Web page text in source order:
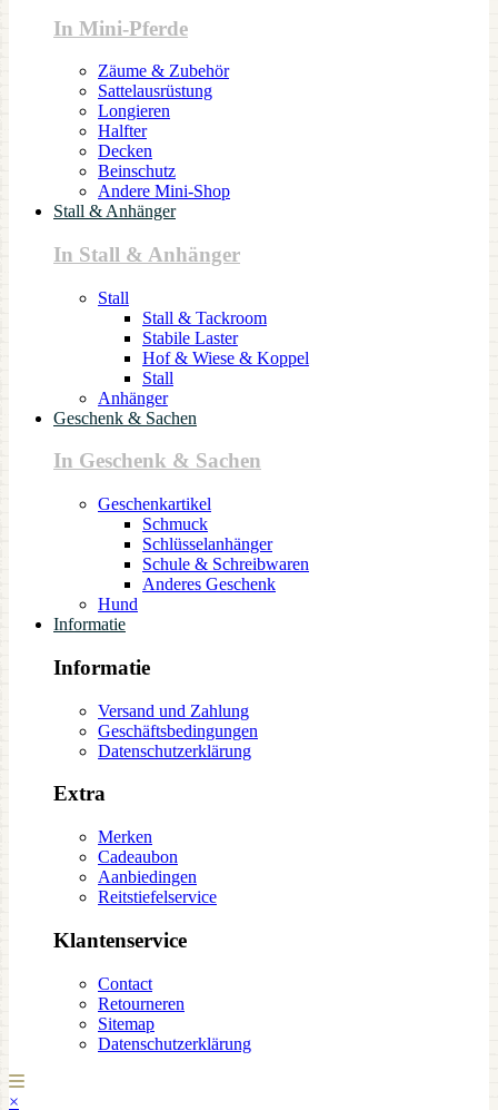
In Mini-Pferde
Zäume & Zubehör
Sattelausrüstung
Longieren
Halfter
Decken
Beinschutz
Andere Mini-Shop
Stall & Anhänger
In Stall & Anhänger
Stall
Stall & Tackroom
Stabile Laster
Hof & Wiese & Koppel
Stall
Anhänger
Geschenk & Sachen
In Geschenk & Sachen
Geschenkartikel
Schmuck
Schlüsselanhänger
Schule & Schreibwaren
Anderes Geschenk
Hund
Informatie
Informatie
Versand und Zahlung
Geschäftsbedingungen
Datenschutzerklärung
Extra
Merken
Cadeaubon
Aanbiedingen
Reitstiefelservice
Klantenservice
Contact
Retourneren
Sitemap
Datenschutzerklärung
×